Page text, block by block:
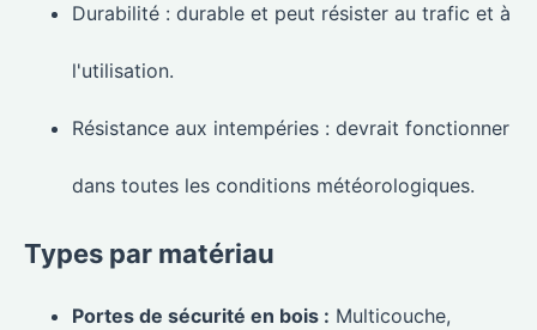
Durabilité : durable et peut résister au trafic et à
l'utilisation.
Résistance aux intempéries : devrait fonctionner
dans toutes les conditions météorologiques.
Types par matériau
Portes de sécurité en bois : Multicouche,